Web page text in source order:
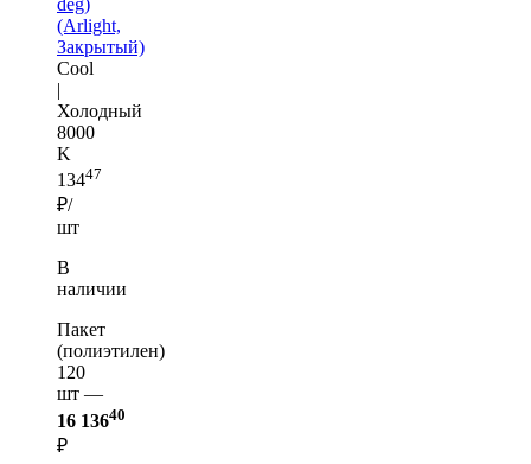
(Arlight,
Закрытый)
Cool
|
Холодный
8000
K
13447
₽/
шт
В
наличии
Пакет
(полиэтилен)
120
шт —
16 13640
₽